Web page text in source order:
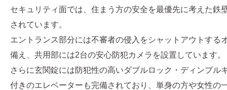
セキュリティ面では、住まう方の安全を最優先に考えた鉄
されています。
エントランス部分には不審者の侵入をシャットアウトする
備え、共用部には2台の安心防犯カメラを設置しています。
さらに玄関錠には防犯性の高いダブルロック・ディンプル
付きのエレベーターも完備されており、単身の方や女性の